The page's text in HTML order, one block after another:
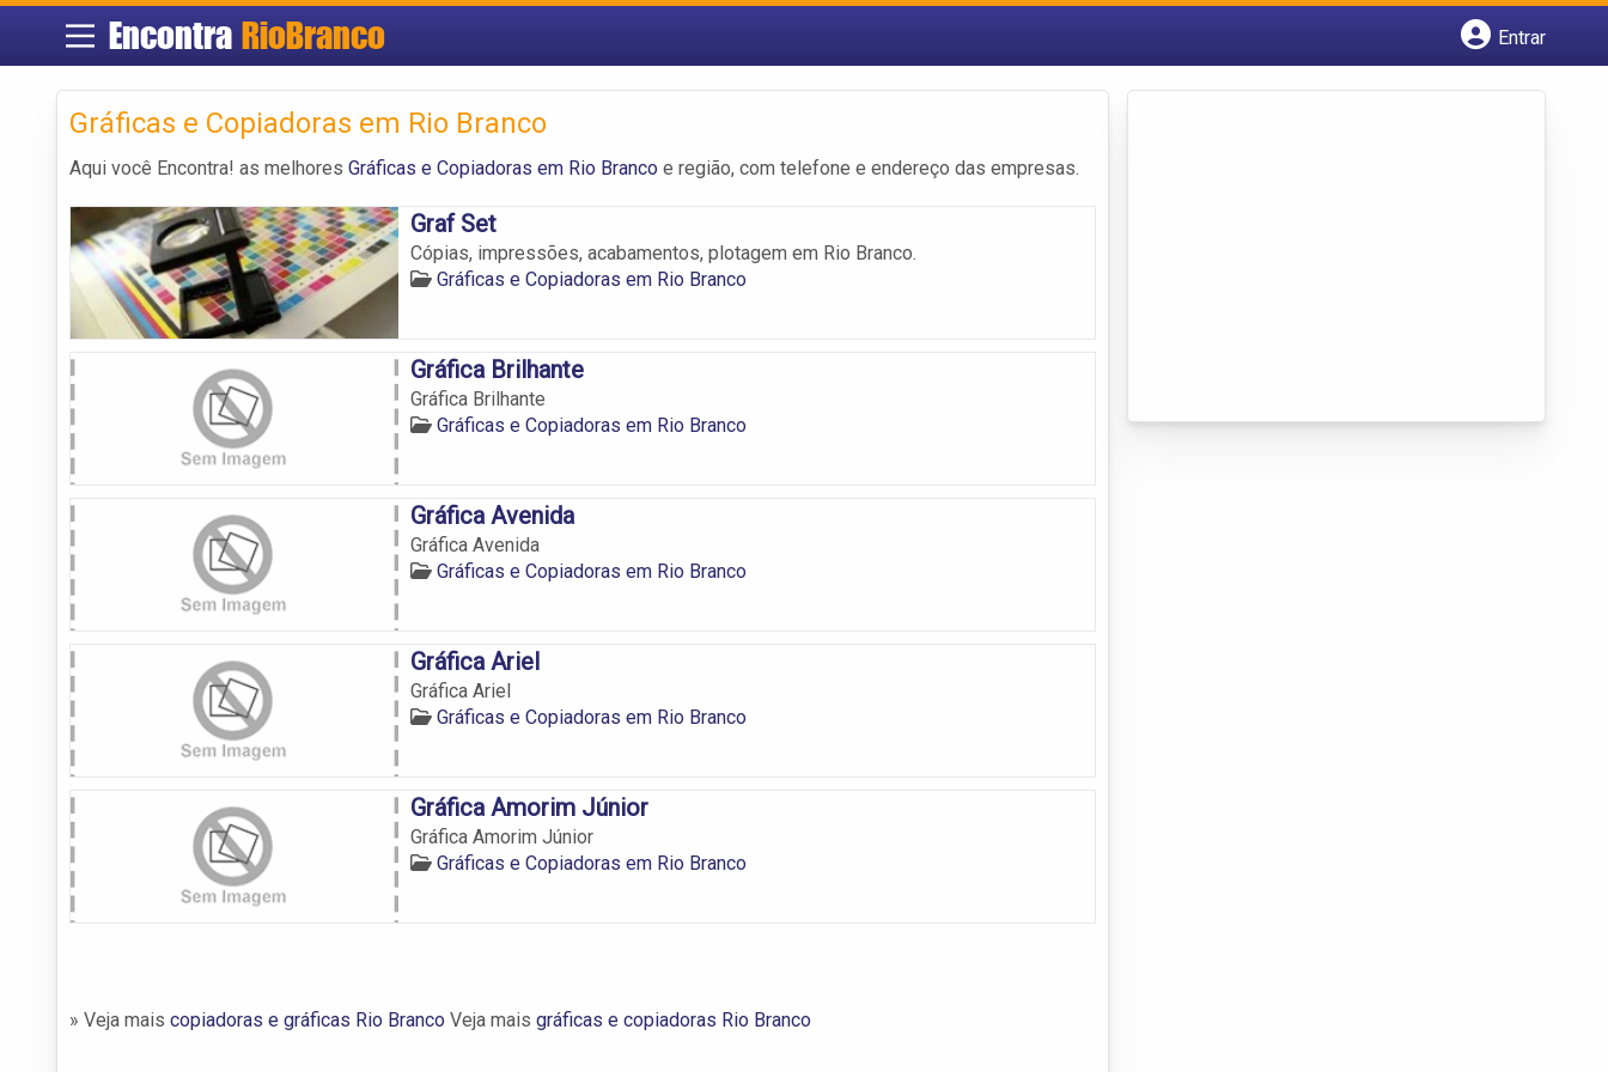
Encontra RioBranco
Entrar
Gráficas e Copiadoras em Rio Branco
Aqui você Encontra! as melhores Gráficas e Copiadoras em Rio Branco e região, com telefone e endereço das empresas.
Graf Set
Cópias, impressões, acabamentos, plotagem em Rio Branco.
Gráficas e Copiadoras em Rio Branco
Gráfica Brilhante
Gráfica Brilhante
Gráficas e Copiadoras em Rio Branco
Gráfica Avenida
Gráfica Avenida
Gráficas e Copiadoras em Rio Branco
Gráfica Ariel
Gráfica Ariel
Gráficas e Copiadoras em Rio Branco
Gráfica Amorim Júnior
Gráfica Amorim Júnior
Gráficas e Copiadoras em Rio Branco
» Veja mais copiadoras e gráficas Rio Branco Veja mais gráficas e copiadoras Rio Branco